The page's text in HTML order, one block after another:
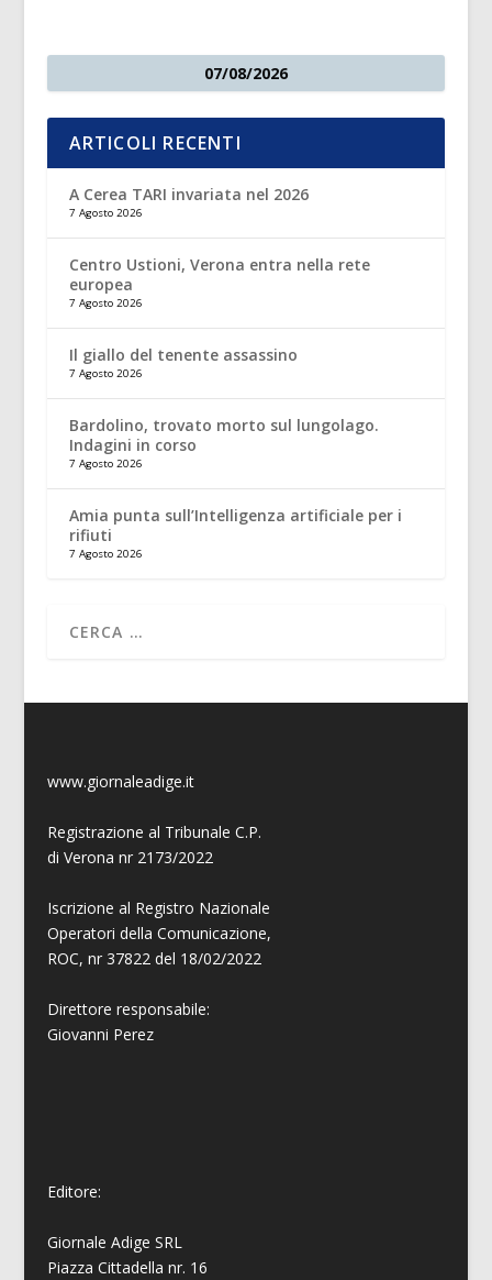
07/08/2026
ARTICOLI RECENTI
A Cerea TARI invariata nel 2026
7 Agosto 2026
Centro Ustioni, Verona entra nella rete
europea
7 Agosto 2026
Il giallo del tenente assassino
7 Agosto 2026
Bardolino, trovato morto sul lungolago.
Indagini in corso
7 Agosto 2026
Amia punta sull’Intelligenza artificiale per i
rifiuti
7 Agosto 2026
www.giornaleadige.it
Registrazione al Tribunale C.P.
di Verona nr 2173/2022
Iscrizione al Registro Nazionale
Operatori della Comunicazione,
ROC, nr 37822 del 18/02/2022
Direttore responsabile:
Giovanni Perez
Editore:
Giornale Adige SRL
Piazza Cittadella nr. 16